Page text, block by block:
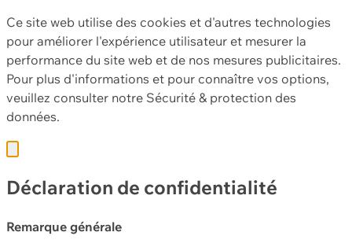
Ce site web utilise des cookies et d'autres technologies
pour améliorer l'expérience utilisateur et mesurer la
performance du site web et de nos mesures publicitaires.
Pour plus d'informations et pour connaître vos options,
veuillez consulter notre Sécurité & protection des
données.
Déclaration de confidentialité
Remarque générale